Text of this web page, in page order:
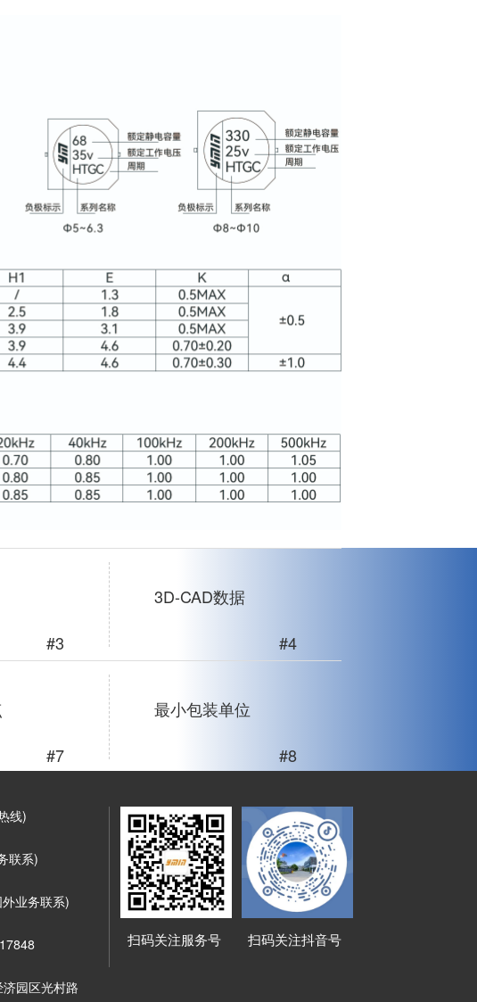
#3
3D-CAD数据
#4
#7
最小包装单位
#8
线)
联系)
业务联系)
园区光村路
扫码关注服务号 扫码关注抖音号